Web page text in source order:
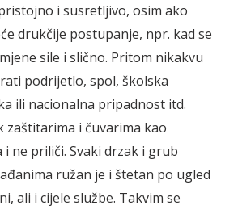
i susretljivo, osim ako
drukčije postupanje, npr. kad se
sile i slično. Pritom nikakvu
podrijetlo, spol, školska
ili nacionalna pripadnost itd.
zaštitarima i čuvarima kao
ne priliči. Svaki drzak i grub
ružan je i štetan po ugled
ali i cijele službe. Takvim se